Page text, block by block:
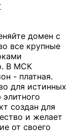
домен с
все крупные
В МСК
- платная.
для истинных
создан для
и желает
от своего